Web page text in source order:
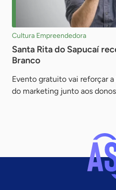
Cultura Empreendedora
Santa Rita do Sapucaí
Branco
Evento gratuito vai reforçar
do marketing junto aos